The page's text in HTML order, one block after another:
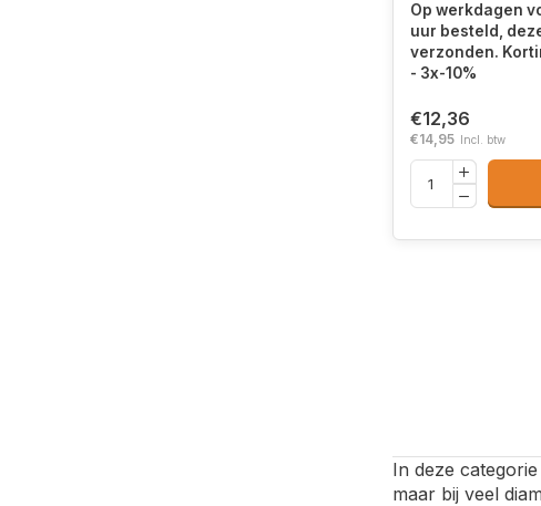
Op werkdagen
uur besteld,
verzonden.
- 3x-10%
€12,36
€14,95 Incl. btw
In deze
maar bij veel